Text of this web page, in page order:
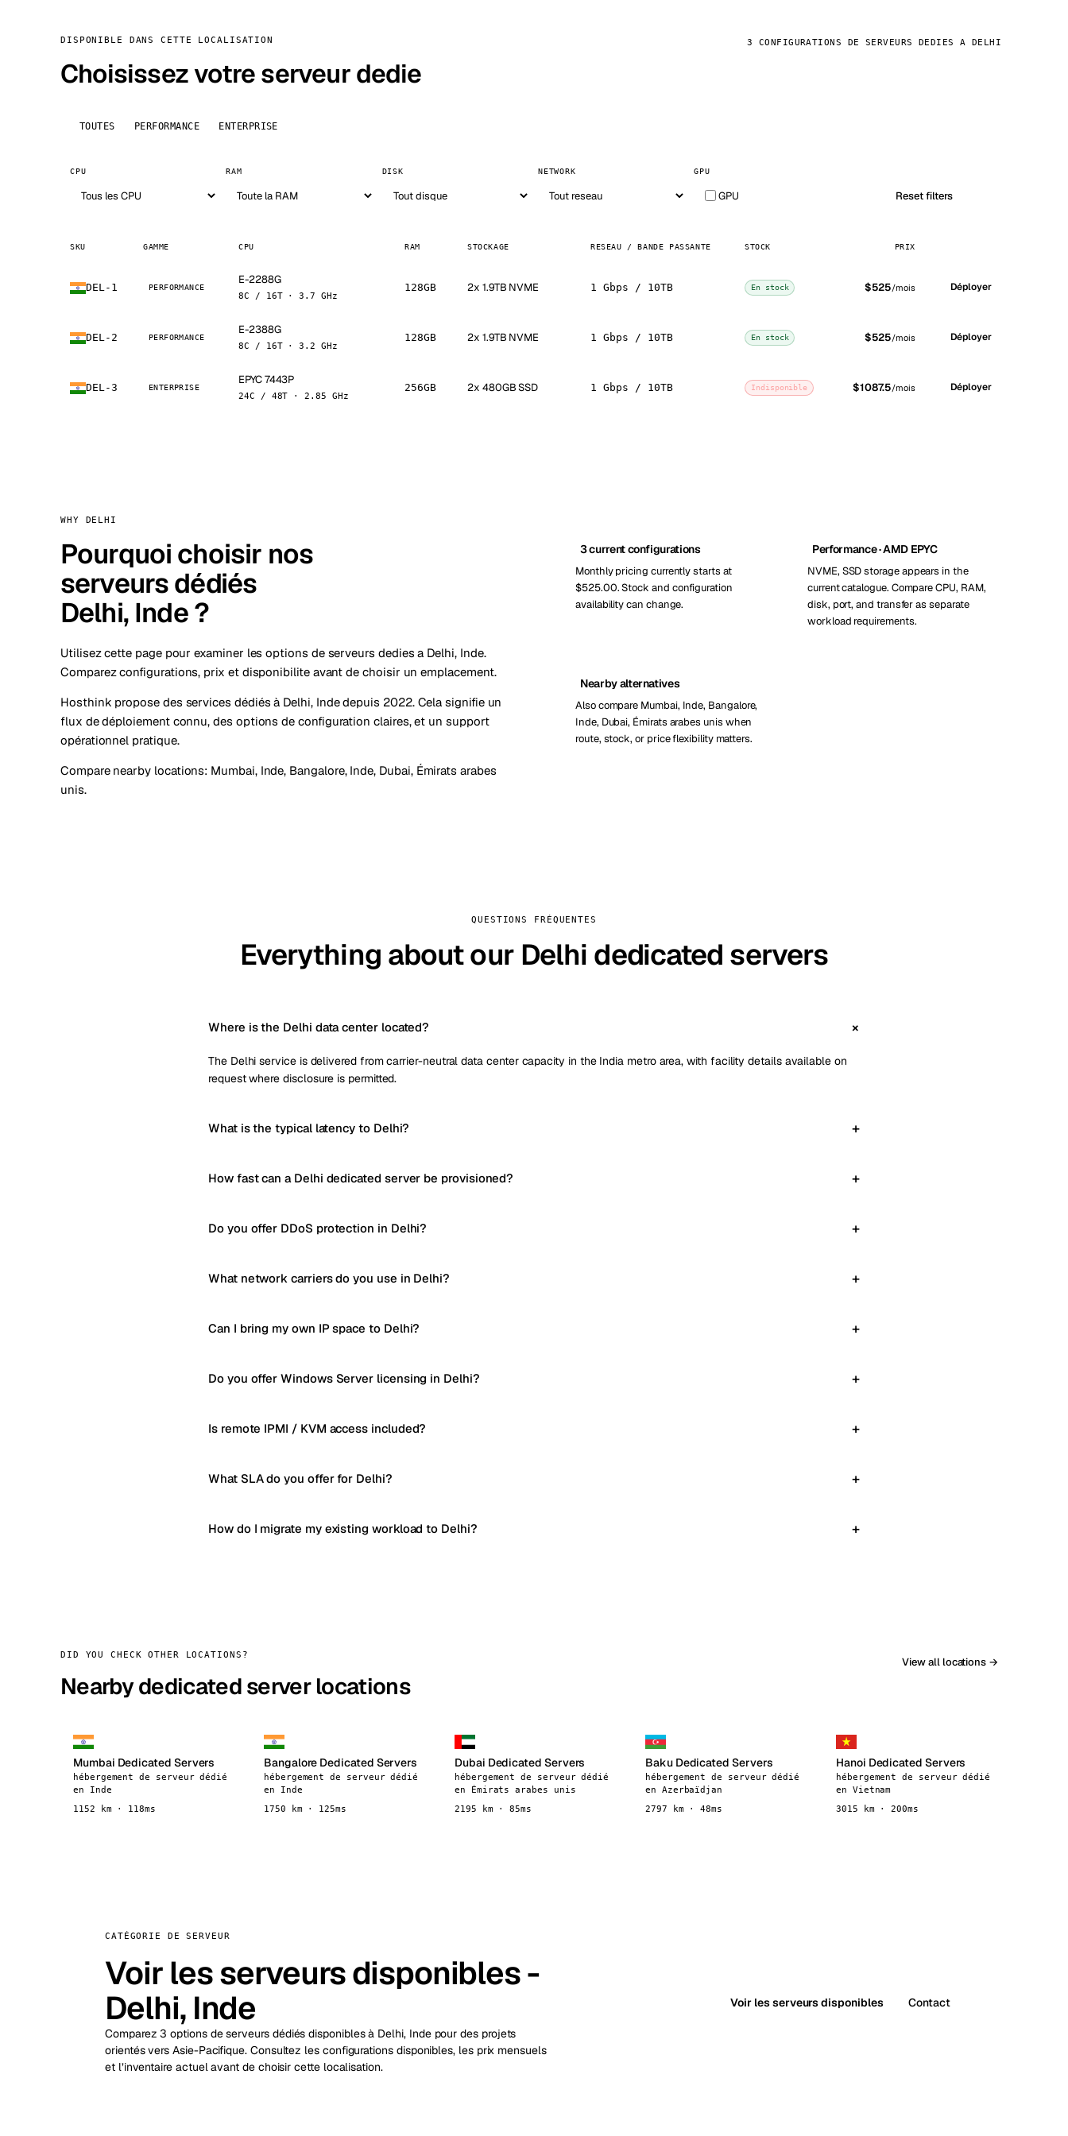
DISPONIBLE DANS CETTE LOCALISATION
Choisissez votre serveur dedie
3 CONFIGURATIONS DE SERVEURS DEDIES A DELHI
TOUTES PERFORMANCE ENTERPRISE
CPU RAM DISK NETWORK GPU
GPU Reset filters
SKU GAMME CPU RAM STOCKAGE RESEAU / BANDE PASSANTE STOCK PRIX
DEL-1 PERFORMANCE
E-2288G
8C / 16T · 3.7 GHz
128GB 2x 1.9TB NVME 1 Gbps / 10TB En stock $525/mois Déployer
DEL-2 PERFORMANCE
E-2388G
8C / 16T · 3.2 GHz
128GB 2x 1.9TB NVME 1 Gbps / 10TB En stock $525/mois Déployer
DEL-3 ENTERPRISE
EPYC 7443P
24C / 48T · 2.85 GHz
256GB 2x 480GB SSD 1 Gbps / 10TB Indisponible $1087.5/mois Déployer
WHY DELHI
Pourquoi choisir nos
serveurs dédiés
Delhi, Inde ?
Utilisez cette page pour examiner les options de serveurs dedies a Delhi, Inde.
Comparez configurations, prix et disponibilite avant de choisir un emplacement.
Hosthink propose des services dédiés à Delhi, Inde depuis 2022. Cela signifie un
flux de déploiement connu, des options de configuration claires, et un support
opérationnel pratique.
Compare nearby locations: Mumbai, Inde, Bangalore, Inde, Dubai, Émirats arabes
unis.
3 current configurations
Monthly pricing currently starts at
$525.00. Stock and configuration
availability can change.
Performance · AMD EPYC
NVME, SSD storage appears in the
current catalogue. Compare CPU, RAM,
disk, port, and transfer as separate
workload requirements.
Nearby alternatives
Also compare Mumbai, Inde, Bangalore,
Inde, Dubai, Émirats arabes unis when
route, stock, or price flexibility matters.
QUESTIONS FRÉQUENTES
Everything about our Delhi dedicated servers
Where is the Delhi data center located?
The Delhi service is delivered from carrier-neutral data center capacity in the India metro area, with facility details available on
request where disclosure is permitted.
What is the typical latency to Delhi?
How fast can a Delhi dedicated server be provisioned?
Do you offer DDoS protection in Delhi?
What network carriers do you use in Delhi?
Can I bring my own IP space to Delhi?
Do you offer Windows Server licensing in Delhi?
Is remote IPMI / KVM access included?
What SLA do you offer for Delhi?
How do I migrate my existing workload to Delhi?
DID YOU CHECK OTHER LOCATIONS?
Nearby dedicated server locations
View all locations →
Mumbai Dedicated Servers
hébergement de serveur dédié
en Inde
1152 km · 118ms
Bangalore Dedicated Servers
hébergement de serveur dédié
en Inde
1750 km · 125ms
Dubai Dedicated Servers
hébergement de serveur dédié
en Émirats arabes unis
2195 km · 85ms
Baku Dedicated Servers
hébergement de serveur dédié
en Azerbaïdjan
2797 km · 48ms
Hanoi Dedicated Servers
hébergement de serveur dédié
en Vietnam
3015 km · 200ms
CATÉGORIE DE SERVEUR
Voir les serveurs disponibles -
Delhi, Inde
Comparez 3 options de serveurs dédiés disponibles à Delhi, Inde pour des projets
orientés vers Asie-Pacifique. Consultez les configurations disponibles, les prix mensuels
et l’inventaire actuel avant de choisir cette localisation.
Voir les serveurs disponibles Contact